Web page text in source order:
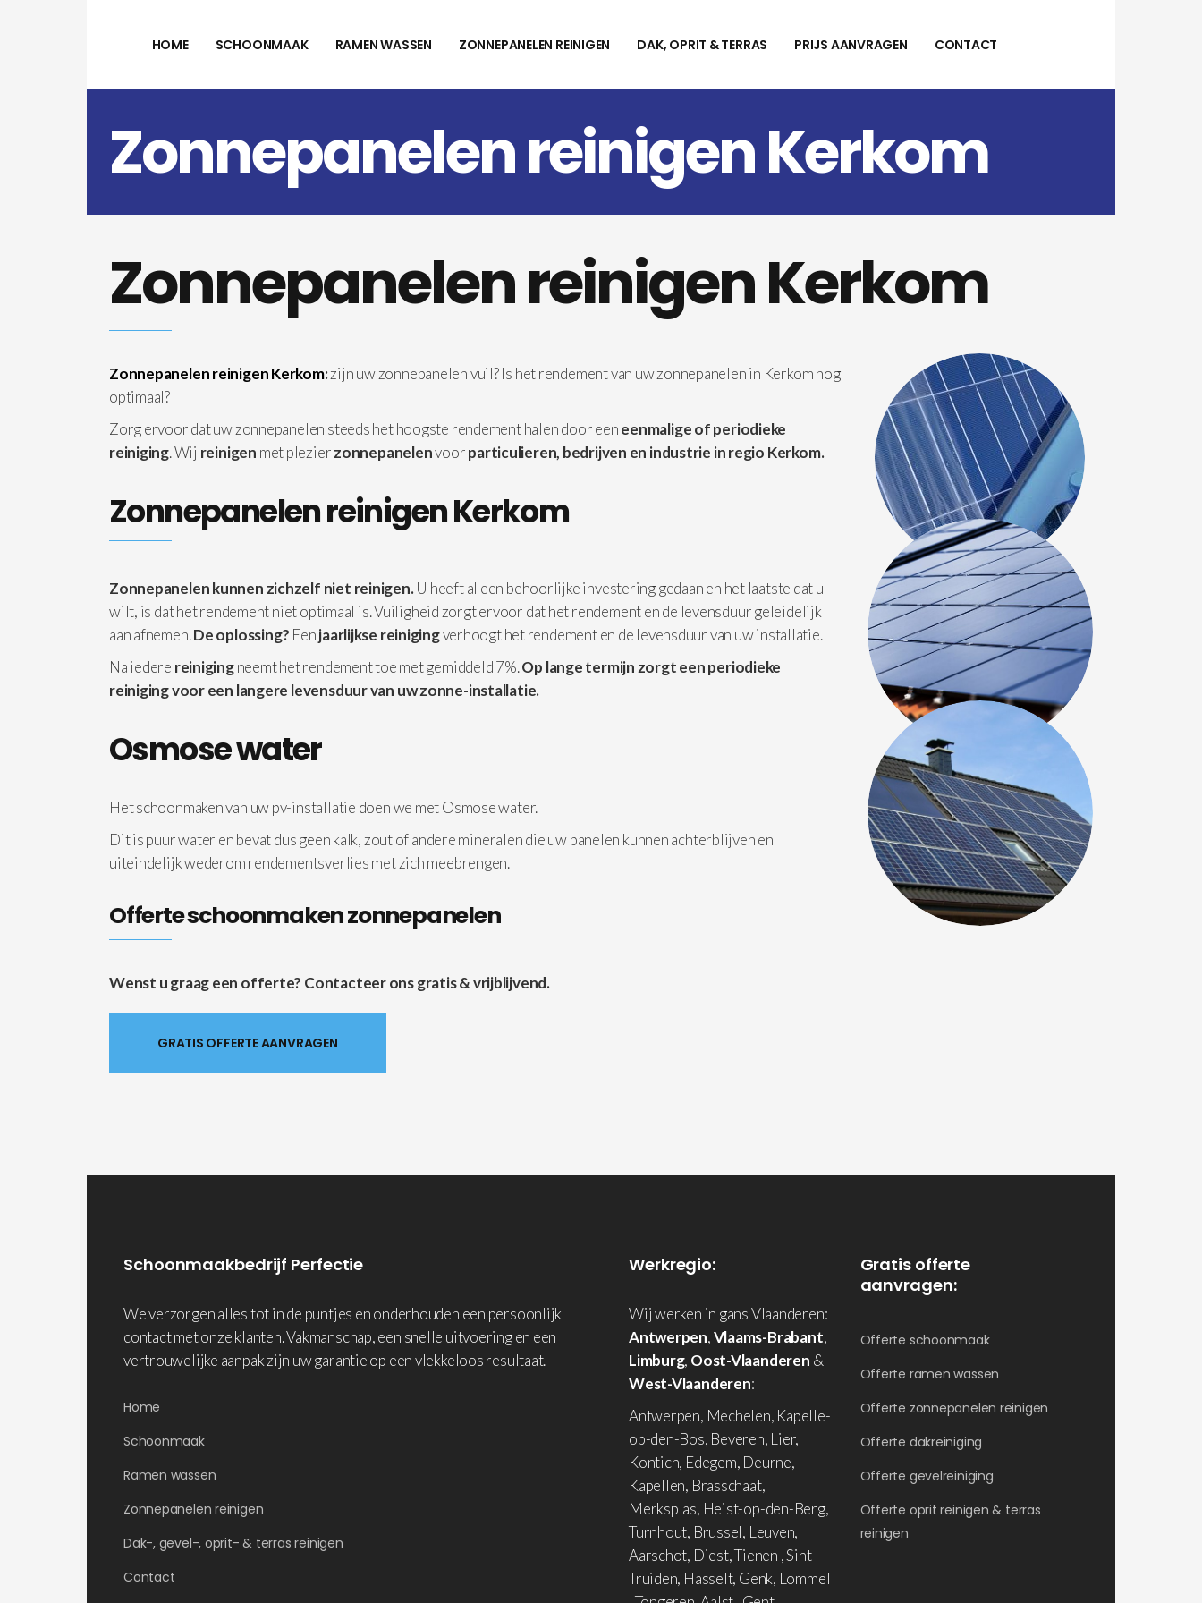
HOME SCHOONMAAK RAMEN WASSEN ZONNEPANELEN REINIGEN DAK, OPRIT & TERRAS PRIJS AANVRAGEN CONTACT
Zonnepanelen reinigen Kerkom
Zonnepanelen reinigen Kerkom
Zonnepanelen reinigen Kerkom:zijn uw zonnepanelen vuil? Is het rendement van uw zonnepanelen in Kerkom nog
optimaal?
Zorg ervoor dat uw zonnepanelen steeds het hoogste rendement halen door eeneenmalige of periodieke
reiniging. Wij reinigen met plezierzonnepanelenvoorparticulieren, bedrijven en industrie inregio Kerkom.
Zonnepanelen reinigen Kerkom
Zonnepanelen kunnen zichzelf niet reinigen.U heeft al een behoorlijke investering gedaan en het laatste dat u
wilt, is dat het rendement niet optimaal is. Vuiligheid zorgt ervoor dat het rendement en de levensduur geleidelijk
aan afnemen.De oplossing? Eenjaarlijkse reinigingverhoogt het rendement en de levensduur van uw installatie.
Na iedere reinigingneemt het rendement toe met gemiddeld 7%.Op lange termijn zorgt een periodieke
reiniging voor een langere levensduur van uw zonne-installatie.
Osmose water
Het schoonmaken van uw pv-installatie doen we met Osmose water.
Dit is puur water en bevat dus geen kalk, zout of andere mineralen die uw panelen kunnen achterblijven en
uiteindelijk wederom rendementsverlies met zich meebrengen.
Offerte schoonmaken zonnepanelen
Wenst u graag een offerte? Contacteer ons gratis & vrijblijvend.
GRATIS OFFERTE AANVRAGEN
Schoonmaakbedrijf Perfectie
We verzorgen alles tot in de puntjes en onderhouden een persoonlijk
contact met onze klanten. Vakmanschap, een snelle uitvoering en een
vertrouwelijke aanpak zijn uw garantie op een vlekkeloos resultaat.
Home
Schoonmaak
Ramen wassen
Zonnepanelen reinigen
Dak-, gevel-, oprit- & terras reinigen
Contact
Werkregio:
Wij werken in gans Vlaanderen:
Antwerpen,Vlaams-Brabant,
Limburg, Oost-Vlaanderen &
West-Vlaanderen:
Antwerpen, Mechelen, Kapelle-
op-den-Bos, Beveren, Lier,
Kontich, Edegem, Deurne,
Kapellen, Brasschaat,
Merksplas, Heist-op-den-Berg,
Turnhout, Brussel, Leuven,
Aarschot, Diest, Tienen , Sint-
Truiden, Hasselt, Genk, Lommel
Gratis offerte
aanvragen:
Offerte schoonmaak
Offerte ramen wassen
Offerte zonnepanelen reinigen
Offerte dakreiniging
Offerte gevelreiniging
Offerte oprit reinigen & terras
reinigen